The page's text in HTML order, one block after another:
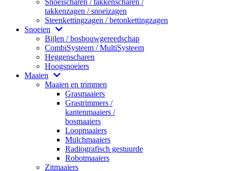
Snoeischaren / takkenscharen /
takkenzagen / snoeizagen
Steenkettingzagen / betonkettingzagen
Snoeien
Bijlen / bosbouwgereedschap
CombiSysteem / MultiSysteem
Heggenscharen
Hoogsnoeiers
Maaien
Maaien en trimmen
Grasmaaiers
Grastrimmers /
kantenmaaiers /
bosmaaiers
Loopmaaiers
Mulchmaaiers
Radiografisch gestuurde
Robotmaaiers
Zitmaaiers